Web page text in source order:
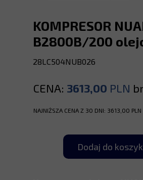
Dodaj do
28LC504NUB026
KOMPRESOR
B2800B/200
CENA: 3613,00 PLN
NAJNIŻSZA CENA Z 30 DNI: 3613,00 PLN